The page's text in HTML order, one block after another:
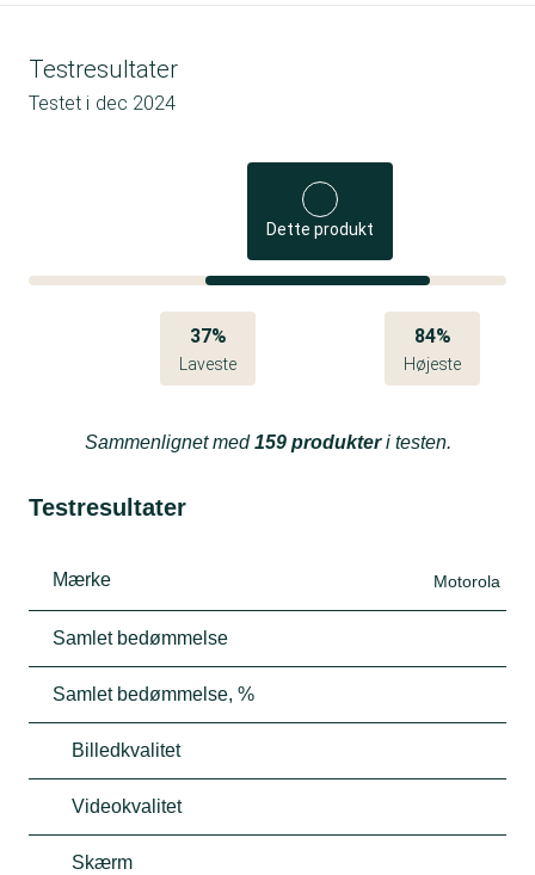
Testresultater
Testet i dec 2024
Dette produkt
37%
Laveste
84%
Højeste
Sammenlignet med159 produkteri testen.
Testresultater
Mærke Motorola
Samlet bedømmelse
Samlet bedømmelse, %
Billedkvalitet
Videokvalitet
Skærm